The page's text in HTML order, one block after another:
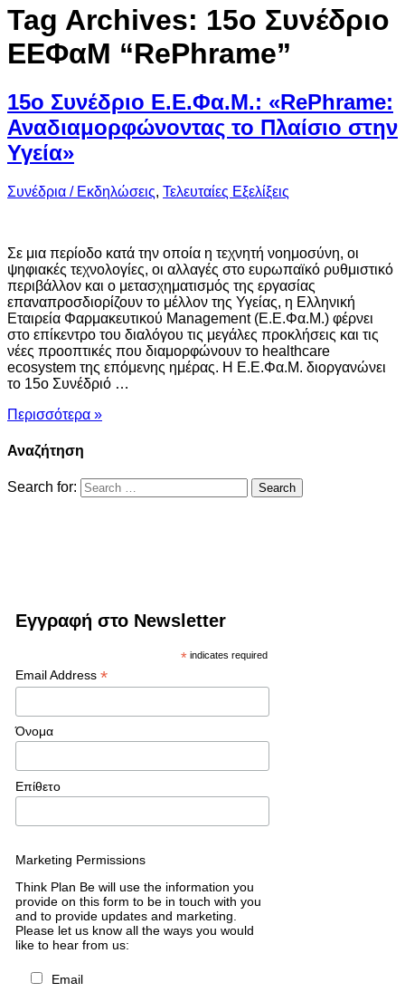
Tag Archives: 15ο Συνέδριο
ΕΕΦαΜ “RePhrame”
15ο Συνέδριο Ε.Ε.Φα.Μ.: «RePhrame:
Αναδιαμορφώνοντας το Πλαίσιο στην
Υγεία»
Συνέδρια / Εκδηλώσεις, Τελευταίες Εξελίξεις
Σε μια περίοδο κατά την οποία η τεχνητή νοημοσύνη, οι
ψηφιακές τεχνολογίες, οι αλλαγές στο ευρωπαϊκό ρυθμιστικό
περιβάλλον και ο μετασχηματισμός της εργασίας
επαναπροσδιορίζουν το μέλλον της Υγείας, η Ελληνική
Εταιρεία Φαρμακευτικού Management (Ε.Ε.Φα.Μ.) φέρνει
στο επίκεντρο του διαλόγου τις μεγάλες προκλήσεις και τις
νέες προοπτικές που διαμορφώνουν το healthcare
ecosystem της επόμενης ημέρας. Η Ε.Ε.Φα.Μ. διοργανώνει
το 15ο Συνέδριό …
Περισσότερα »
Αναζήτηση
Search for:
Εγγραφή στο Newsletter
* indicates required
Email Address *
Όνομα
Επίθετο
Marketing Permissions
Think Plan Be will use the information you
provide on this form to be in touch with you
and to provide updates and marketing.
Please let us know all the ways you would
like to hear from us:
Email